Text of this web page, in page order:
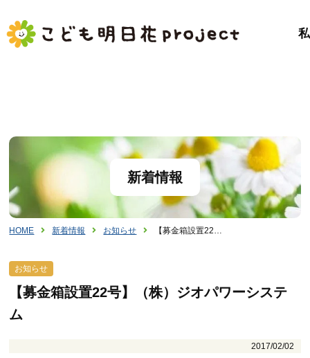
新着情報
HOME 新着情報 お知らせ 【募金箱設置22…
お知らせ
【募金箱設置22号】（株）ジオパワーシステ
ム
2017/02/02